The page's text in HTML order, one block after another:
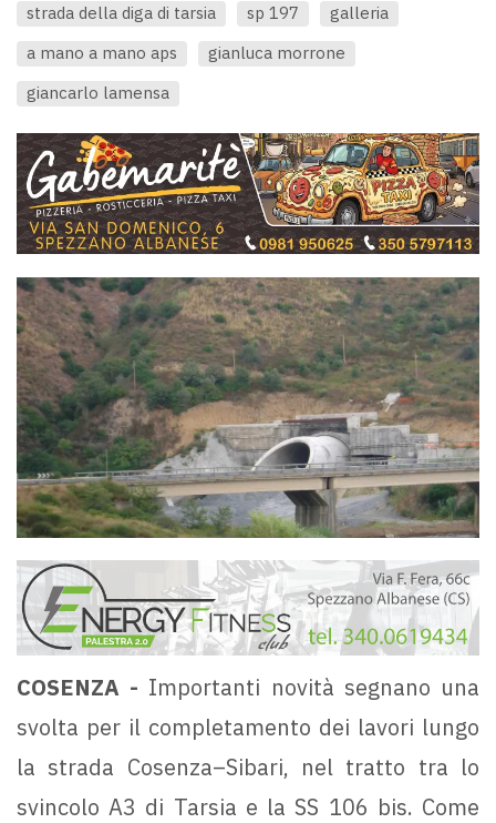
strada della diga di tarsia sp 197
galleria
a mano a mano aps
gianluca morrone
giancarlo lamensa
COSENZA - Importanti novità segnano una
svolta per il completamento dei lavori lungo
la strada Cosenza–Sibari, nel tratto tra lo
svincolo A3 di Tarsia e la SS 106 bis. Come